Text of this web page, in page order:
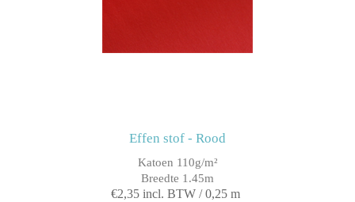
Effen stof - Rood
Katoen 110g/m²
Breedte 1.45m
€2,35 incl. BTW / 0,25 m